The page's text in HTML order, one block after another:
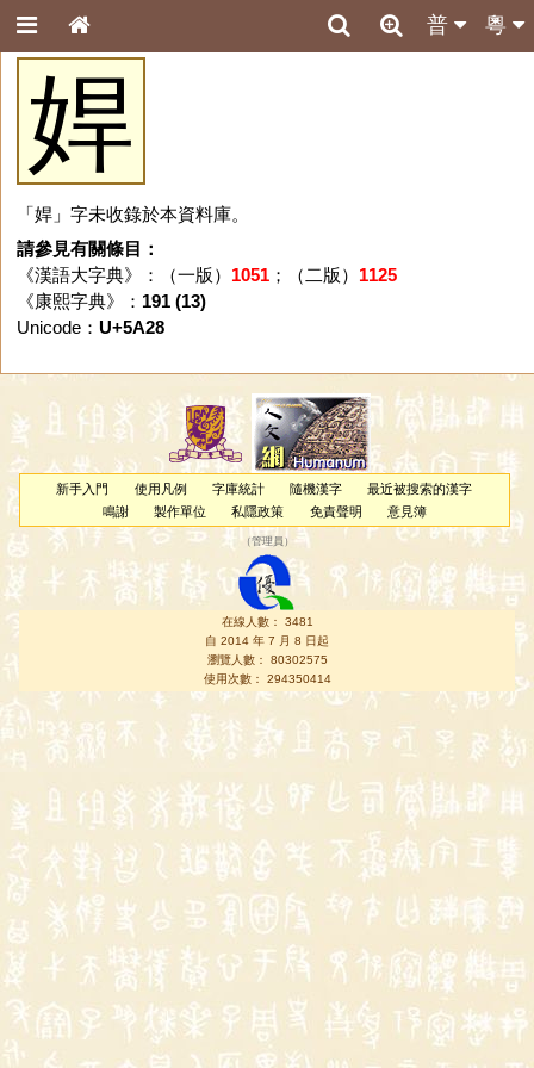
粵
普
娨
「娨」字未收錄於本資料庫。
請參見有關條目：
《漢語大字典》：（一版） 1051；（二版） 1125
《康熙字典》： 191 (13)
Unicode： U+5A28
新手入門 使用凡例 字庫統計 隨機漢字
最近被搜索的漢字
鳴謝
製作單位 私隱政策 免責聲明 意見簿
（管理員 ）
在線人數： 3481
自 2014 年 7 月 8 日起
瀏覽人數： 80302575
使用次數： 294350414